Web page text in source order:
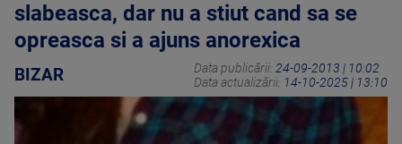
slabeasca, dar nu a stiut cand sa se
opreasca si a ajuns anorexica
BIZAR Data publicării: 24-09-2013 | 10:02
Data actualizării: 14-10-2025 | 13:10